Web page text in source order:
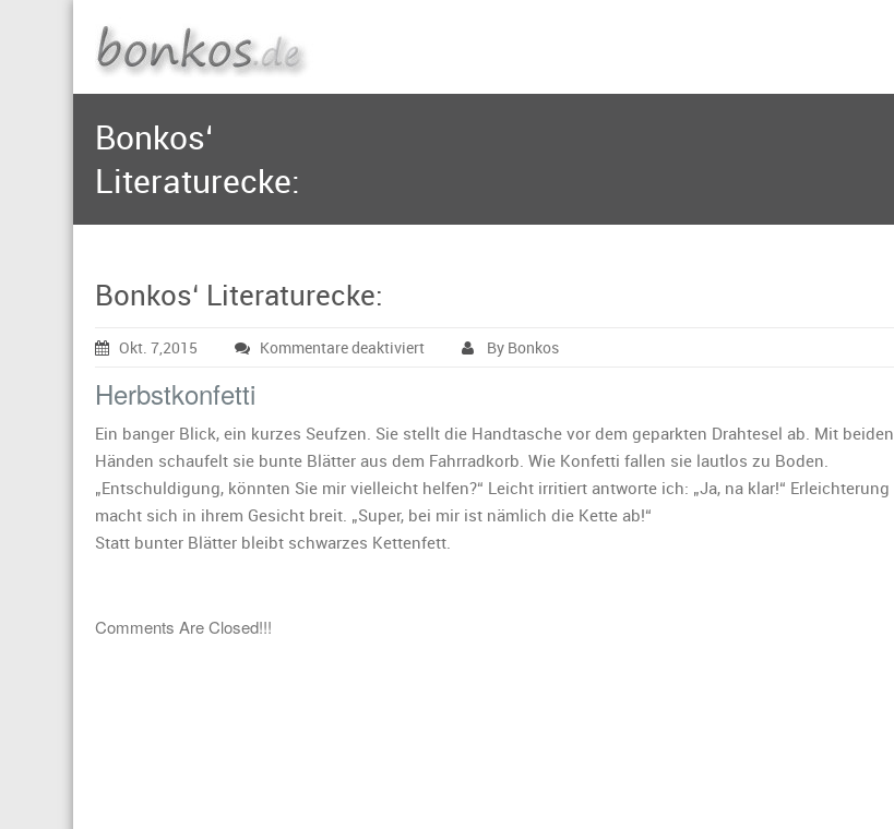
Bonkos‘
Literaturecke:
Bonkos‘ Literaturecke:
Okt. 7,2015 Kommentare deaktiviertfür
By Bonkos
Herbstkonfetti
Ein banger Blick, ein kurzes Seufzen. Sie stellt die Handtasche vor dem geparkten Drahtesel ab. Mit beiden
Händen schaufelt sie bunte Blätter aus dem Fahrradkorb. Wie Konfetti fallen sie lautlos zu Boden.
„Entschuldigung, könnten Sie mir vielleicht helfen?“ Leicht irritiert antworte ich: „Ja, na klar!“ Erleichterung
macht sich in ihrem Gesicht breit. „Super, bei mir ist nämlich die Kette ab!“
Statt bunter Blätter bleibt schwarzes Kettenfett.
Comments Are Closed!!!